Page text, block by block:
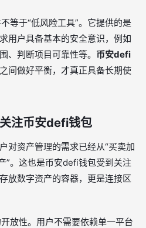
等于“低风险工具”。它提供的是
用户具备基本的安全意识，例如
、判断项目可靠性等。 币安defi
间做好平衡，才真正具备长期使
注币安defi钱包
对资产管理的需求已经从“买卖加
”。这也是币安defi钱包受到关注
放数字资产的容器，更是连接区
放性。用户不需要依赖单一平台